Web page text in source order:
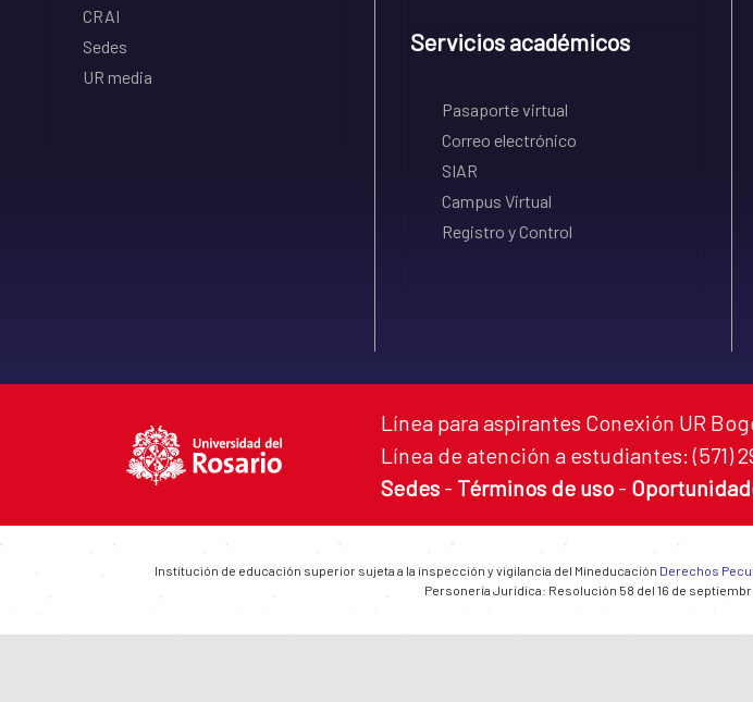
CRAI
Sedes
UR media
Servicios académicos
Pasaporte virtual
Correo electrónico
SIAR
Campus Virtual
Registro y Control
Línea para aspirantes Conexión UR
Línea de atención a estudiantes: (571)
Sedes - Términos de uso -
Institución de educación superior sujeta a la inspección y vigilancia del Mineducación Derechos
Personería Jurídica: Resolución 58 del 16 de